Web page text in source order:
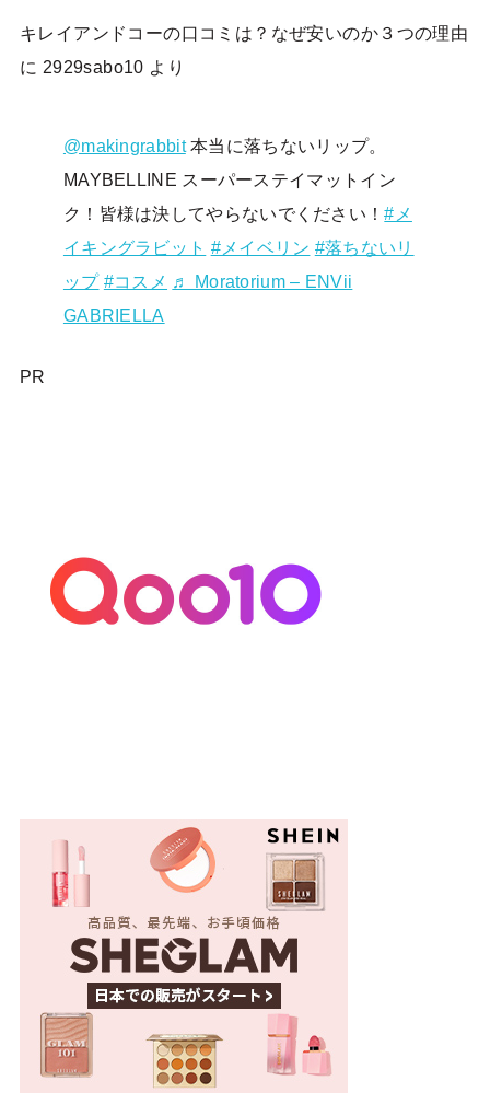
キレイアンドコーの口コミは？なぜ安いのか３つの理由
に 2929sabo10 より
@makingrabbit本当に落ちないリップ。
MAYBELLINE スーパーステイマットイン
ク！皆様は決してやらないでください！#メ
イキングラビット #メイベリン #落ちないリ
ップ #コスメ ♬ Moratorium – ENVii
GABRIELLA
PR